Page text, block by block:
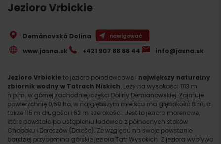
Jezioro Vrbickie
Jezioro Vrbickieto jezioro polodowcowe i największy naturalny
zbiornik wodny w Tatrach Niskich. Leży na wysokości 1113 m
n.p.m. w górnej zachodniej części Doliny Demianowskiej. Zajmuje
powierzchnię 0,69 ha, w najgłębszym miejscu ma głębokość 8 m, a
także 115 m długości i 62 m szerokości. Jest to jezioro morenowe,
które powstało po ustąpieniu lodowca z północnych stoków
Chopoku i Dereszów (Dereše). Ze względu na swoje powstanie
bardziej przypomina górskie jeziora Tatr Wysokich. Z jeziora wypływa
Demänovská Dolina nawigować
www.jasna.sk +421 907 88 66 44 info@jasna.sk